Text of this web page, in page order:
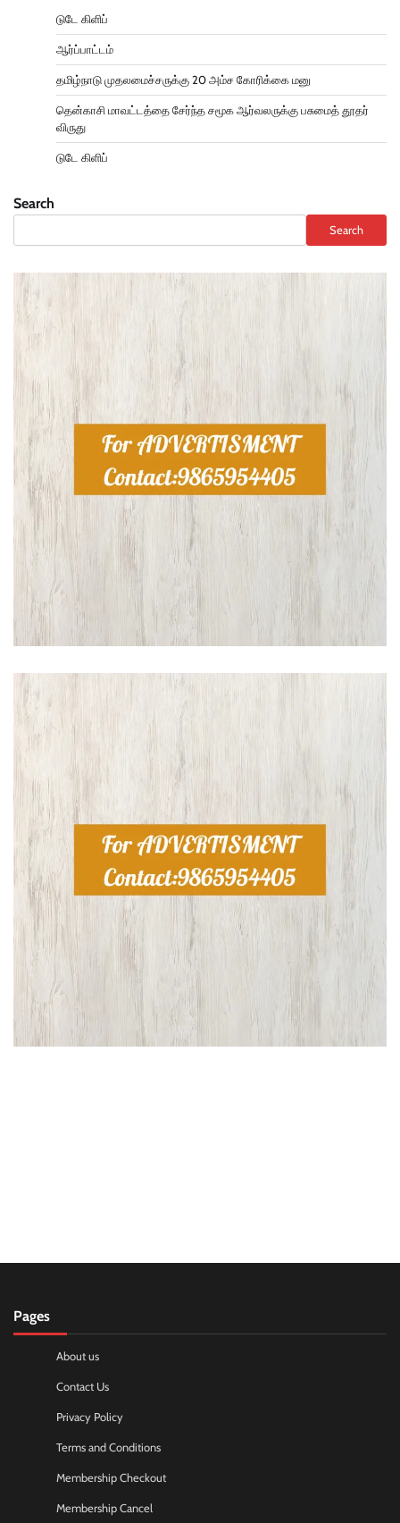
டுடே கிளிப்
ஆர்ப்பாட்டம்
தமிழ்நாடு முதலமைச்சருக்கு 20 அம்ச கோரிக்கை மனு
தென்காசி மாவட்டத்தை சேர்ந்த சமூக ஆர்வலருக்கு பசுமைத் தூதர்
விருது
டுடே கிளிப்
Search
Search
Pages
About us
Contact Us
Privacy Policy
Terms and Conditions
Membership Checkout
Membership Cancel